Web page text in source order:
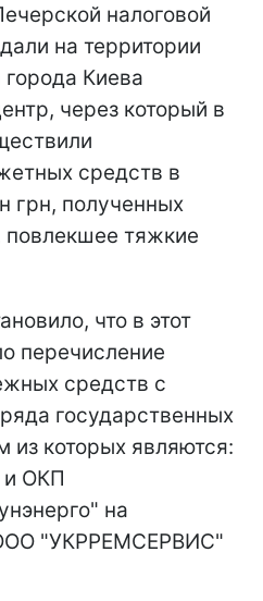
налоговой
на территории
Киева
через который в
средств в
грн, полученных
тяжкие
что в этот
перечисление
средств с
государственных
из которых являются:
и ОКП
на
"УКРРЕМСЕРВИС"